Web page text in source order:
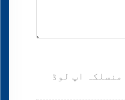
منسلکہ اپ لوڈ